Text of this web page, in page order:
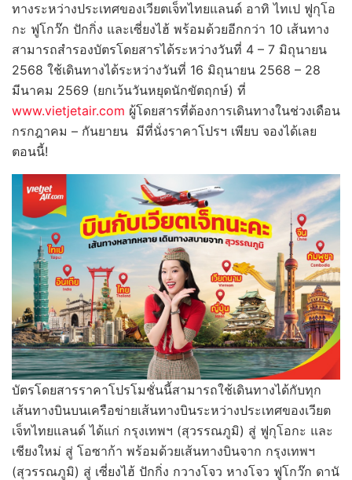
ทางระหว่างประเทศของเวียตเจ็ทไทยแลนด์ อาทิ ไทเป ฟูกุโอ
กะ ฟูโกว๊ก ปักกิ่ง และเซี่ยงไฮ้ พร้อมด้วยอีกกว่า 10 เส้นทาง
สามารถสำรองบัตรโดยสารได้ระหว่างวันที่ 4 – 7 มิถุนายน
2568 ใช้เดินทางได้ระหว่างวันที่ 16 มิถุนายน 2568 – 28
มีนาคม 2569 (ยกเว้นวันหยุดนักขัตฤกษ์) ที่
www.vietjetair.com ผู้โดยสารที่ต้องการเดินทางในช่วงเดือน
กรกฎาคม – กันยายน มีที่นั่งราคาโปรฯ เพียบ จองได้เลย
ตอนนี้!
บัตรโดยสารราคาโปรโมชั่นนี้สามารถใช้เดินทางได้กับทุก
เส้นทางบินบนเครือข่ายเส้นทางบินระหว่างประเทศของเวียต
เจ็ทไทยแลนด์ ได้แก่ กรุงเทพฯ (สุวรรณภูมิ) สู่ ฟูกุโอกะ และ
เชียงใหม่ สู่ โอซาก้า พร้อมด้วยเส้นทางบินจาก กรุงเทพฯ
(สุวรรณภูมิ) สู่ เซี่ยงไฮ้ ปักกิ่ง กวางโจว หางโจว ฟูโกว๊ก ดานั